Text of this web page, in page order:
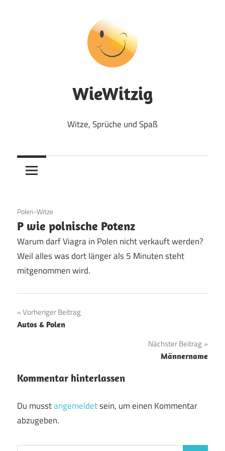
WieWitzig
Witze, Sprüche und Spaß
19. Juni 2020
Polen-Witze
P wie polnische Potenz
Warum darf Viagra in Polen nicht verkauft werden?
Weil alles was dort länger als 5 Minuten steht
mitgenommen wird.
Beitragsnavigation
Vorheriger Beitrag
Autos & Polen
Nächster Beitrag
Männername
Kommentar hinterlassen
Du musstangemeldetsein, um einen Kommentar
abzugeben.